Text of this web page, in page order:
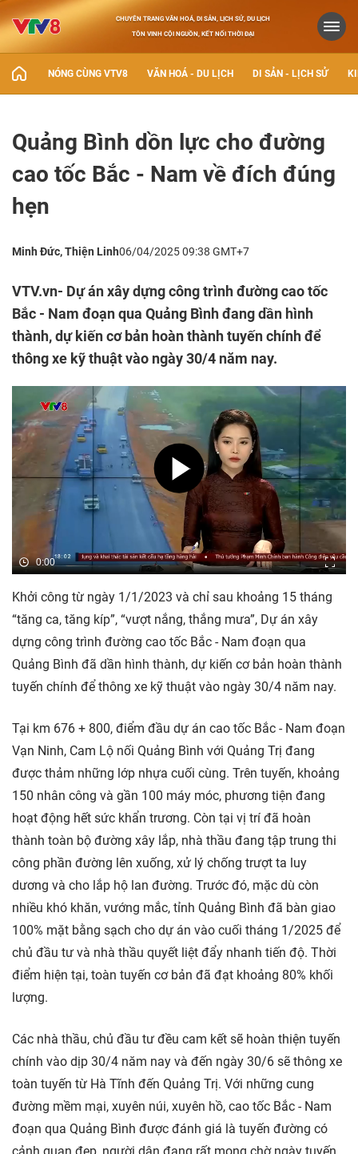
CHUYÊN TRANG VĂN HOÁ, DI SẢN, LỊCH SỬ, DU LỊCH
TÔN VINH CỘI NGUỒN, KẾT NỐI THỜI ĐẠI
NÓNG CÙNG VTV8 VĂN HOÁ - DU LỊCH DI SẢN - LỊCH SỬ
Quảng Bình dồn lực cho đường
cao tốc Bắc - Nam về đích đúng
hẹn
Minh Đức, Thiện Linh06/04/2025 09:38 GMT+7
VTV.vn- Dự án xây dựng công trình đường cao tốc
Bắc - Nam đoạn qua Quảng Bình đang dần hình
thành, dự kiến cơ bản hoàn thành tuyến chính để
thông xe kỹ thuật vào ngày 30/4 năm nay.
0:00
Khởi công từ ngày 1/1/2023 và chỉ sau khoảng 15 tháng
“tăng ca, tăng kíp”, “vượt nắng, thắng mưa”, Dự án xây
dựng công trình đường cao tốc Bắc - Nam đoạn qua
Quảng Bình đã dần hình thành, dự kiến cơ bản hoàn thành
tuyến chính để thông xe kỹ thuật vào ngày 30/4 năm nay.
Tại km 676 + 800, điểm đầu dự án cao tốc Bắc - Nam đoạn
Vạn Ninh, Cam Lộ nối Quảng Bình với Quảng Trị đang
được thảm những lớp nhựa cuối cùng. Trên tuyến, khoảng
150 nhân công và gần 100 máy móc, phương tiện đang
hoạt động hết sức khẩn trương. Còn tại vị trí đã hoàn
thành toàn bộ đường xây lắp, nhà thầu đang tập trung thi
công phần đường lên xuống, xử lý chống trượt ta luy
dương và cho lắp hộ lan đường. Trước đó, mặc dù còn
nhiều khó khăn, vướng mắc, tỉnh Quảng Bình đã bàn giao
100% mặt bằng sạch cho dự án vào cuối tháng 1/2025 để
chủ đầu tư và nhà thầu quyết liệt đẩy nhanh tiến độ. Thời
điểm hiện tại, toàn tuyến cơ bản đã đạt khoảng 80% khối
lượng.
Các nhà thầu, chủ đầu tư đều cam kết sẽ hoàn thiện tuyến
chính vào dịp 30/4 năm nay và đến ngày 30/6 sẽ thông xe
toàn tuyến từ Hà Tĩnh đến Quảng Trị. Với những cung
đường mềm mại, xuyên núi, xuyên hồ, cao tốc Bắc - Nam
đoạn qua Quảng Bình được đánh giá là tuyến đường có